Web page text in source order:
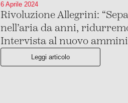
6 Aprile 2024
Rivoluzione Allegrini:
nell’aria da anni,
Intervista al nuovo
Leggi articolo